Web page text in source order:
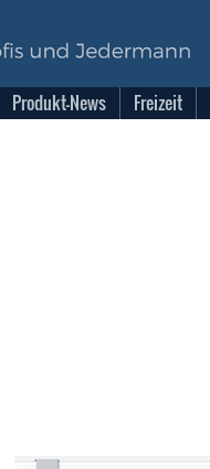
Produkt-News Freizeit